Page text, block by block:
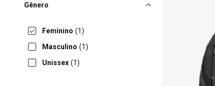
Gênero
Feminino (1)
Masculino (1)
Unissex (1)